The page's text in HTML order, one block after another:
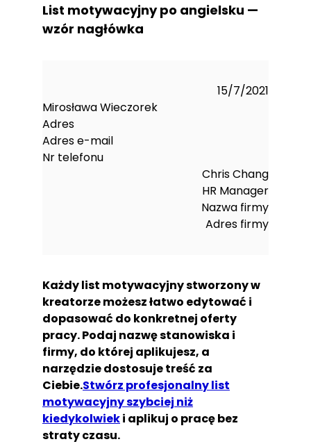
List motywacyjny po angielsku —
wzór nagłówka
15/7/2021
Mirosława Wieczorek
Adres
Adres e-mail
Nr telefonu
Chris Chang
HR Manager
Nazwa firmy
Adres firmy
Każdy list motywacyjny stworzony w
kreatorze możesz łatwo edytować i
dopasować do konkretnej oferty
pracy. Podaj nazwę stanowiska i
firmy, do której aplikujesz, a
narzędzie dostosuje treść za
Ciebie.Stwórz profesjonalny list
motywacyjny szybciej niż
kiedykolwieki aplikuj o pracę bez
straty czasu.